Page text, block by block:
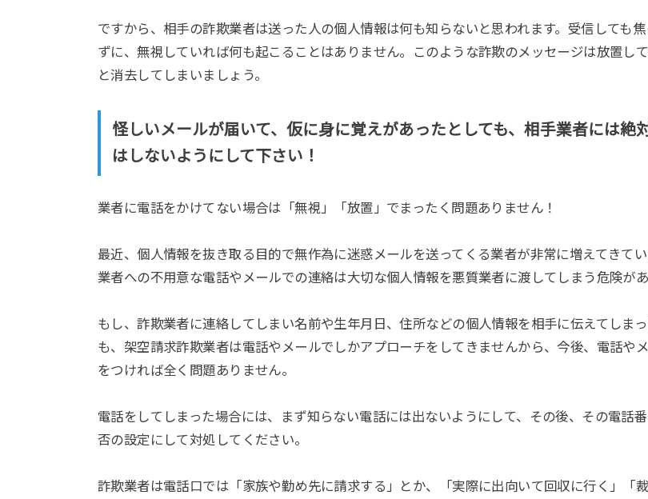
ですから、相手の詐欺業者は送った人の個人情報は何も知らないと思われます。受信しても
ずに、無視していれば何も起こることはありません。このような詐欺のメッセージは放置し
と消去してしまいましょう。
怪しいメールが届いて、仮に身に覚えがあったとしても、相手業者には絶
はしないようにして下さい！
業者に電話をかけてない場合は「無視」「放置」でまったく問題ありません！
最近、個人情報を抜き取る目的で無作為に迷惑メールを送ってくる業者が非常に増えてきてい
業者への不用意な電話やメールでの連絡は大切な個人情報を悪質業者に渡してしまう危険があ
もし、詐欺業者に連絡してしまい名前や生年月日、住所などの個人情報を相手に伝えてしま
も、架空請求詐欺業者は電話やメールでしかアプローチをしてきませんから、今後、電話や
をつければ全く問題ありません。
電話をしてしまった場合には、まず知らない電話には出ないようにして、その後、その電話
否の設定にして対処してください。
詐欺業者は電話口では「家族や勤め先に請求する」とか、「実際に出向いて回収に行く」「